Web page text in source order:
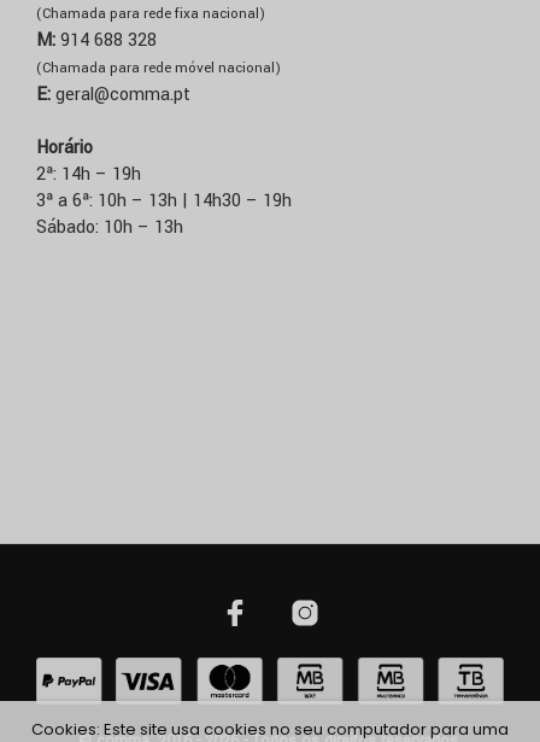
(Chamada para rede fixa nacional)
M:914 688 328
(Chamada para rede móvel nacional)
E:geral@comma.pt
Horário
2ª: 14h – 19h
3ª a 6ª: 10h – 13h | 14h30 – 19h
Sábado: 10h – 13h
Cookies: Este site usa cookies no seu computador para uma